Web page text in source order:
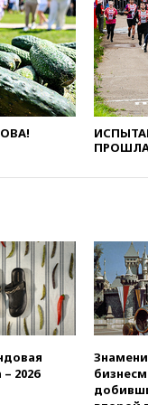
ПРОШЛА
2026